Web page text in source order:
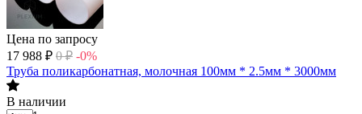
Цена по запросу
17 988 ₽ 0 ₽ -0%
Труба поликарбонатная, молочная 100мм * 2.5мм * 3000мм
В наличии